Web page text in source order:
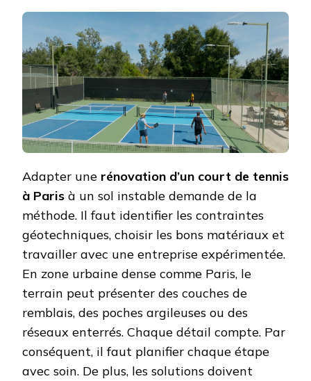
LA
D’UN
COURT
DE
TENNIS
À
PARIS
À
UN
SOL
Adapter une rénovation d’un court de tennis
à Paris à un sol instable demande de la
méthode. Il faut identifier les contraintes
géotechniques, choisir les bons matériaux et
travailler avec une entreprise expérimentée.
En zone urbaine dense comme Paris, le
terrain peut présenter des couches de
remblais, des poches argileuses ou des
réseaux enterrés. Chaque détail compte. Par
conséquent, il faut planifier chaque étape
avec soin. De plus, les solutions doivent